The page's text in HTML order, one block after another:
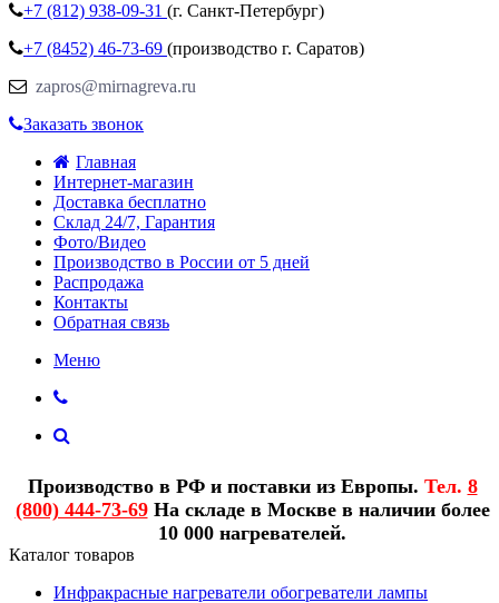
+7 (812) 938-09-31 (г. Санкт-Петербург)
+7 (8452) 46-73-69 (производство г. Саратов)
zapros@mirnagreva.ru
Заказать звонок
Главная
Интернет-магазин
Доставка бесплатно
Склад 24/7, Гарантия
Фото/Видео
Производство в России от 5 дней
Распродажа
Контакты
Обратная связь
Меню
Производство в РФ и поставки из Европы. Тел. 8
(800) 444-73-69На складе в Москве в наличии более
10 000 нагревателей.
Каталог товаров
Инфракрасные нагреватели обогреватели лампы